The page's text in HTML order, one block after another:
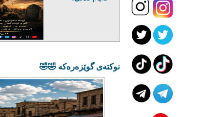
نوکتەی گوێزەرەکە 🤣🤣